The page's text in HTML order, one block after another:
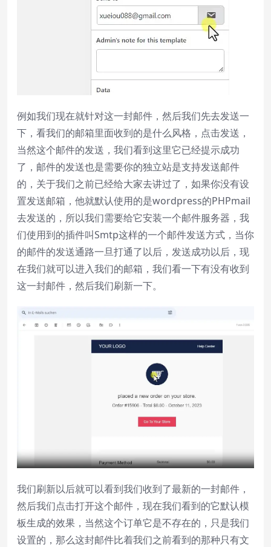
例如我们现在就针对这一封邮件，然后我们先去发送一
下，看我们的邮箱里面收到的是什么风格，点击发送，
当然这个邮件的发送，我们看到这里它已经提示成功
了，邮件的发送也是需要你的独立站是支持发送邮件
的，关于我们之前已经给大家去讲过了，如果你没有设
置发送邮箱，他就默认使用的是wordpress的PHPmail
去发送的，所以我们需要给它安装一个邮件服务器，我
们使用到的插件叫Smtp这样的一个邮件发送方式，当你
的邮件的发送通路一旦打通了以后，发送成功以后，现
在我们就可以进入我们的邮箱，我们看一下有没有收到
这一封邮件，然后我们刷新一下。
我们刷新以后就可以看到我们收到了最新的一封邮件，
然后我们点击打开这个邮件，现在我们看到的它默认模
板生成的效果，当然这个订单它是不存在的，只是我们
设置的，那么这封邮件比着我们之前看到的那种只有文